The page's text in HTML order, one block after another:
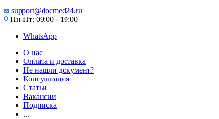
support@docmed24.ru
Пн-Пт: 09:00 - 19:00
WhatsApp
О нас
Оплата и доставка
Не нашли документ?
Консультация
Статьи
Вакансии
Подписка
...